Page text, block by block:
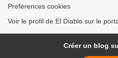
Préférences cookies
Voir le profil de El Diablo sur le
Créer un blog